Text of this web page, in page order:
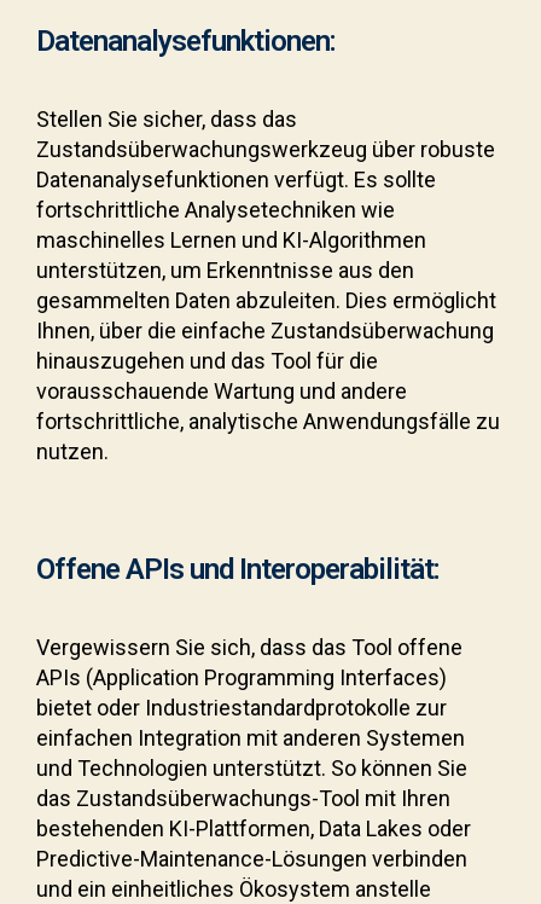
Datenanalysefunktionen:
Stellen Sie sicher, dass das
Zustandsüberwachungswerkzeug über robuste
Datenanalysefunktionen verfügt. Es sollte
fortschrittliche Analysetechniken wie
maschinelles Lernen und KI-Algorithmen
unterstützen, um Erkenntnisse aus den
gesammelten Daten abzuleiten. Dies ermöglicht
Ihnen, über die einfache Zustandsüberwachung
hinauszugehen und das Tool für die
vorausschauende Wartung und andere
fortschrittliche, analytische Anwendungsfälle zu
nutzen.
Offene APIs und Interoperabilität:
Vergewissern Sie sich, dass das Tool offene
APIs (Application Programming Interfaces)
bietet oder Industriestandardprotokolle zur
einfachen Integration mit anderen Systemen
und Technologien unterstützt. So können Sie
das Zustandsüberwachungs-Tool mit Ihren
bestehenden KI-Plattformen, Data Lakes oder
Predictive-Maintenance-Lösungen verbinden
und ein einheitliches Ökosystem anstelle